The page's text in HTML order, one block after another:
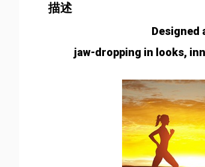
描述
Designed
jaw-dropping in looks,